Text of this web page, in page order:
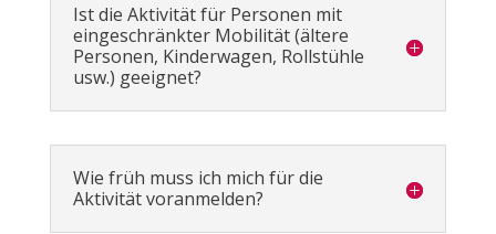
Ist die Aktivität für Personen mit
eingeschränkter Mobilität (ältere
Personen, Kinderwagen, Rollstühle
usw.) geeignet?
Wie früh muss ich mich für die
Aktivität voranmelden?